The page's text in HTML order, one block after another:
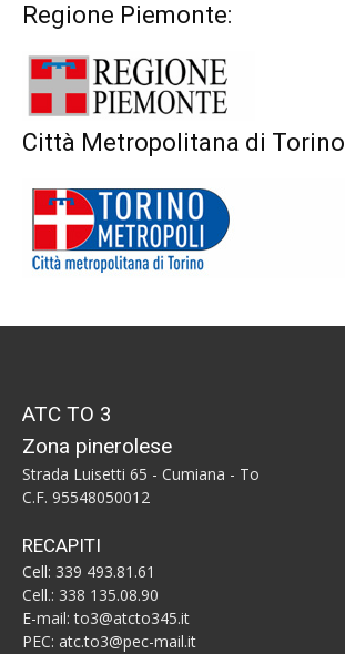
Regione Piemonte:
Città Metropolitana di Torino
ATC TO 3
Zona pinerolese
Strada Luisetti 65 - Cumiana - To
C.F. 95548050012
RECAPITI
Cell: 339 493.81.61
Cell.: 338 135.08.90
E-mail: to3@atcto345.it
PEC: atc.to3@pec-mail.it